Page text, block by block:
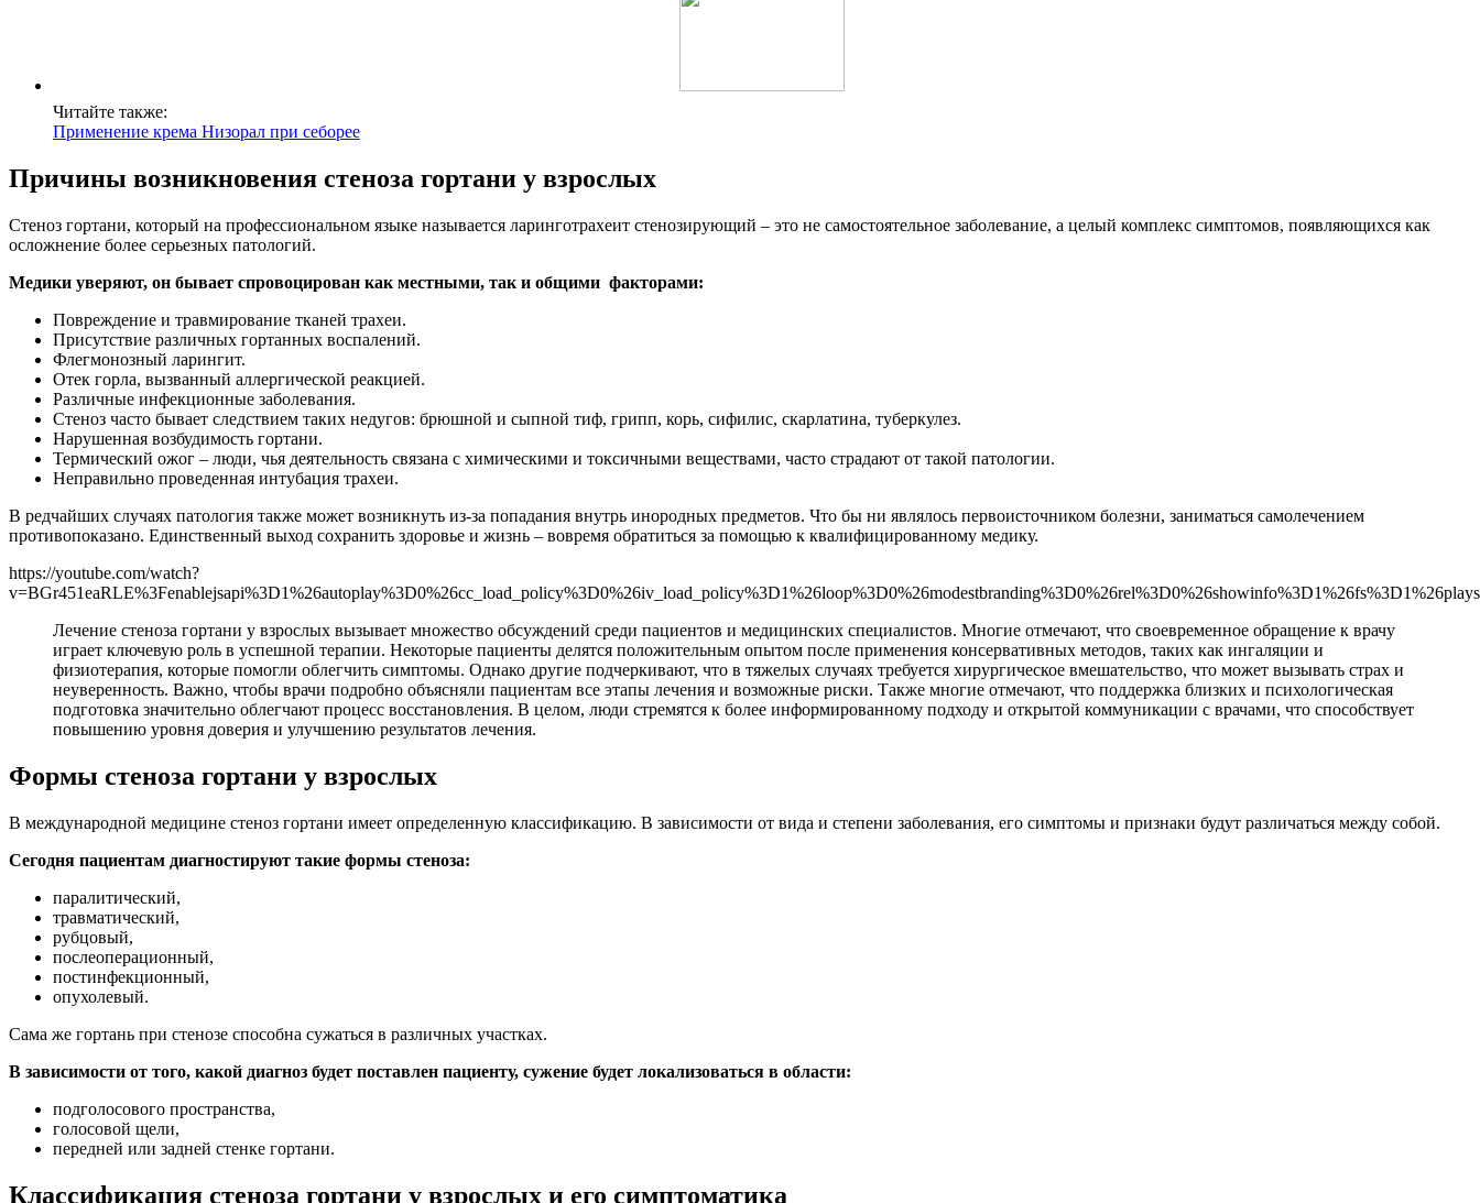
Читайте также:
Применение крема Низорал при себорее
Причины возникновения стеноза гортани у взрослых
Стеноз гортани, который на профессиональном языке называется ларинготрахеит стенозирующий – это не самостоятельное заболевание, а целый комплекс симптомов, появляющихся как
осложнение более серьезных патологий.
Медики уверяют, он бывает спровоцирован как местными, так и общими факторами:
Повреждение и травмирование тканей трахеи.
Присутствие различных гортанных воспалений.
Флегмонозный ларингит.
Отек горла, вызванный аллергической реакцией.
Различные инфекционные заболевания.
Стеноз часто бывает следствием таких недугов: брюшной и сыпной тиф, грипп, корь, сифилис, скарлатина, туберкулез.
Нарушенная возбудимость гортани.
Термический ожог – люди, чья деятельность связана с химическими и токсичными веществами, часто страдают от такой патологии.
Неправильно проведенная интубация трахеи.
В редчайших случаях патология также может возникнуть из-за попадания внутрь инородных предметов. Что бы ни являлось первоисточником болезни, заниматься самолечением
противопоказано. Единственный выход сохранить здоровье и жизнь – вовремя обратиться за помощью к квалифицированному медику.
https://youtube.com/watch?
Лечение стеноза гортани у взрослых вызывает множество обсуждений среди пациентов и медицинских специалистов. Многие отмечают, что своевременное обращение к врачу
играет ключевую роль в успешной терапии. Некоторые пациенты делятся положительным опытом после применения консервативных методов, таких как ингаляции и
физиотерапия, которые помогли облегчить симптомы. Однако другие подчеркивают, что в тяжелых случаях требуется хирургическое вмешательство, что может вызывать страх и
неуверенность. Важно, чтобы врачи подробно объясняли пациентам все этапы лечения и возможные риски. Также многие отмечают, что поддержка близких и психологическая
подготовка значительно облегчают процесс восстановления. В целом, люди стремятся к более информированному подходу и открытой коммуникации с врачами, что способствует
повышению уровня доверия и улучшению результатов лечения.
Формы стеноза гортани у взрослых
В международной медицине стеноз гортани имеет определенную классификацию. В зависимости от вида и степени заболевания, его симптомы и признаки будут различаться между собой.
Сегодня пациентам диагностируют такие формы стеноза:
паралитический,
травматический,
рубцовый,
послеоперационный,
постинфекционный,
опухолевый.
Сама же гортань при стенозе способна сужаться в различных участках.
В зависимости от того, какой диагноз будет поставлен пациенту, сужение будет локализоваться в области:
подголосового пространства,
голосовой щели,
передней или задней стенке гортани.
Классификация стеноза гортани у взрослых и его симптоматика